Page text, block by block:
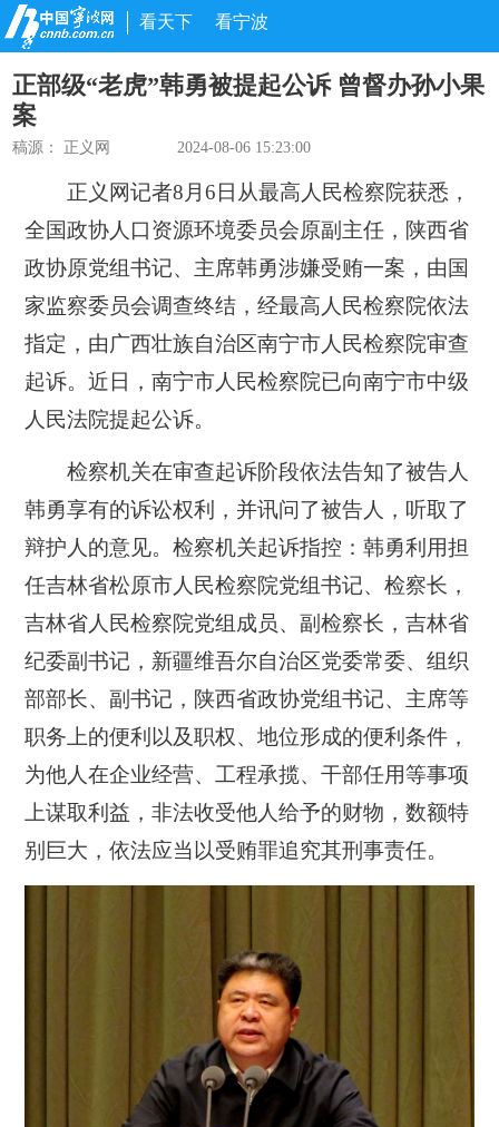
看天下 看宁波
正部级“老虎”韩勇被提起公诉 曾督办孙小果
案
稿源： 正义网 2024-08-06 15:23:00
正义网记者8月6日从最高人民检察院获悉，
全国政协人口资源环境委员会原副主任，陕西省
政协原党组书记、主席韩勇涉嫌受贿一案，由国
家监察委员会调查终结，经最高人民检察院依法
指定，由广西壮族自治区南宁市人民检察院审查
起诉。近日，南宁市人民检察院已向南宁市中级
人民法院提起公诉。
检察机关在审查起诉阶段依法告知了被告人
韩勇享有的诉讼权利，并讯问了被告人，听取了
辩护人的意见。检察机关起诉指控：韩勇利用担
任吉林省松原市人民检察院党组书记、检察长，
吉林省人民检察院党组成员、副检察长，吉林省
纪委副书记，新疆维吾尔自治区党委常委、组织
部部长、副书记，陕西省政协党组书记、主席等
职务上的便利以及职权、地位形成的便利条件，
为他人在企业经营、工程承揽、干部任用等事项
上谋取利益，非法收受他人给予的财物，数额特
别巨大，依法应当以受贿罪追究其刑事责任。